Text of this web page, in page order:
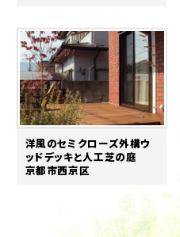
洋風のセミクローズ外構ウ
ッドデッキと人工芝の庭
京都市西京区